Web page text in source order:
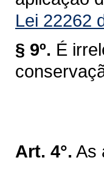
Lei 22262
§ 9º. É
Art. 4°. As